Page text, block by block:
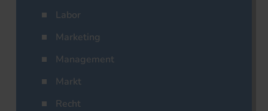
Labor
Marketing
Management
Markt
Recht